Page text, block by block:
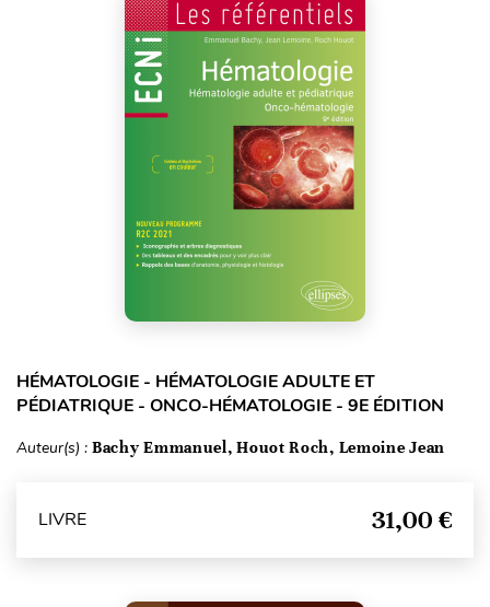
HÉMATOLOGIE - HÉMATOLOGIE ADULTE ET
PÉDIATRIQUE - ONCO-HÉMATOLOGIE - 9E ÉDITION
Auteur(s) : Bachy Emmanuel, Houot Roch, Lemoine Jean
LIVRE 31,00 €